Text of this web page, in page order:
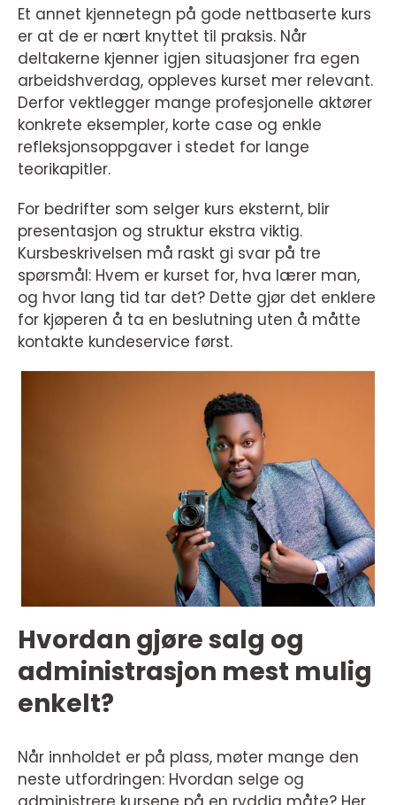
Et annet kjennetegn på gode nettbaserte kurs
er at de er nært knyttet til praksis. Når
deltakerne kjenner igjen situasjoner fra egen
arbeidshverdag, oppleves kurset mer relevant.
Derfor vektlegger mange profesjonelle aktører
konkrete eksempler, korte case og enkle
refleksjonsoppgaver i stedet for lange
teorikapitler.
For bedrifter som selger kurs eksternt, blir
presentasjon og struktur ekstra viktig.
Kursbeskrivelsen må raskt gi svar på tre
spørsmål: Hvem er kurset for, hva lærer man,
og hvor lang tid tar det? Dette gjør det enklere
for kjøperen å ta en beslutning uten å måtte
kontakte kundeservice først.
Hvordan gjøre salg og
administrasjon mest mulig
enkelt?
Når innholdet er på plass, møter mange den
neste utfordringen: Hvordan selge og